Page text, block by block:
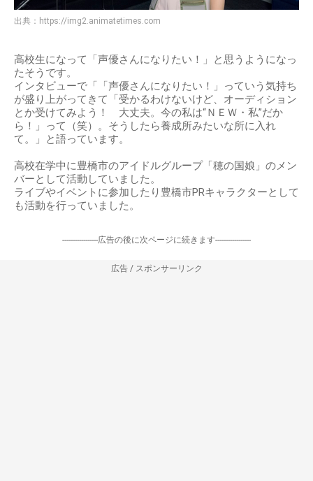
出典： https://img2.animatetimes.com
高校生になって「声優さんになりたい！」と思うようになっ
たそうです。
インタビューで「「声優さんになりたい！」っていう気持ち
が盛り上がってきて「受かるわけないけど、オーディション
とか受けてみよう！ 大丈夫。今の私は“ＮＥＷ・私”だか
ら！」って（笑）。そうしたら養成所みたいな所に入れ
て。」と語っています。
高校在学中に豊橋市のアイドルグループ「穂の国娘」のメン
バーとして活動していました。
ライブやイベントに参加したり豊橋市PRキャラクターとして
も活動を行っていました。
-----------------広告の後に次ページに続きます-----------------
広告 / スポンサーリンク